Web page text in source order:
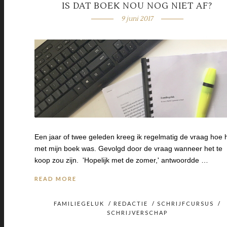
IS DAT BOEK NOU NOG NIET AF?
9 juni 2017
Een jaar of twee geleden kreeg ik regelmatig de vraag hoe
met mijn boek was. Gevolgd door de vraag wanneer het te
koop zou zijn. 'Hopelijk met de zomer,' antwoordde …
READ MORE
FAMILIEGELUK / REDACTIE / SCHRIJFCURSUS
/
SCHRIJVERSCHAP